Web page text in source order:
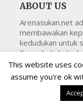
ABOUT US
Arenasukan.net
membawakan
kedudukan untuk
Formula 1, hoki
This website uses
assume you're ok